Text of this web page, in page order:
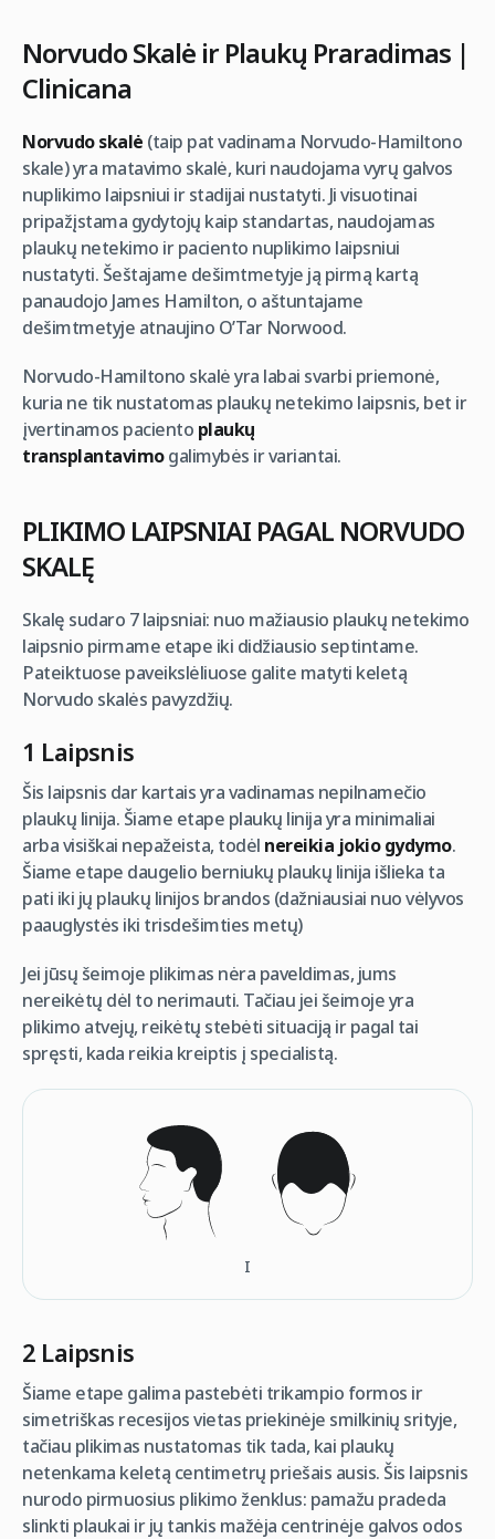
Norvudo Skalė ir Plaukų Praradimas |
Clinicana
Norvudo skalė (taip pat vadinama Norvudo-Hamiltono
skale) yra matavimo skalė, kuri naudojama vyrų galvos
nuplikimo laipsniui ir stadijai nustatyti. Ji visuotinai
pripažįstama gydytojų kaip standartas, naudojamas
plaukų netekimo ir paciento nuplikimo laipsniui
nustatyti. Šeštajame dešimtmetyje ją pirmą kartą
panaudojo James Hamilton, o aštuntajame
dešimtmetyje atnaujino O’Tar Norwood.
Norvudo-Hamiltono skalė yra labai svarbi priemonė,
kuria ne tik nustatomas plaukų netekimo laipsnis, bet ir
įvertinamos paciento plaukų
transplantavimogalimybės ir variantai.
PLIKIMO LAIPSNIAI PAGAL NORVUDO
SKALĘ
Skalę sudaro 7 laipsniai: nuo mažiausio plaukų netekimo
laipsnio pirmame etape iki didžiausio septintame.
Pateiktuose paveikslėliuose galite matyti keletą
Norvudo skalės pavyzdžių.
1 Laipsnis
Šis laipsnis dar kartais yra vadinamas nepilnamečio
plaukų linija. Šiame etape plaukų linija yra minimaliai
arba visiškai nepažeista, todėl nereikia jokio gydymo.
Šiame etape daugelio berniukų plaukų linija išlieka ta
pati iki jų plaukų linijos brandos (dažniausiai nuo vėlyvos
paauglystės iki trisdešimties metų)
Jei jūsų šeimoje plikimas nėra paveldimas, jums
nereikėtų dėl to nerimauti. Tačiau jei šeimoje yra
plikimo atvejų, reikėtų stebėti situaciją ir pagal tai
spręsti, kada reikia kreiptis į specialistą.
I
2 Laipsnis
Šiame etape galima pastebėti trikampio formos ir
simetriškas recesijos vietas priekinėje smilkinių srityje,
tačiau plikimas nustatomas tik tada, kai plaukų
netenkama keletą centimetrų priešais ausis. Šis laipsnis
nurodo pirmuosius plikimo ženklus: pamažu pradeda
slinkti plaukai ir jų tankis mažėja centrinėje galvos odos